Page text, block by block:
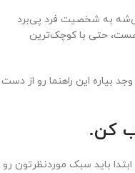
به شخصیت فرد پی‌برد
حتی با کوچک‌ترین
بیاره این راهنما رو از دست
کن.
باید سبک موردنظرتون رو